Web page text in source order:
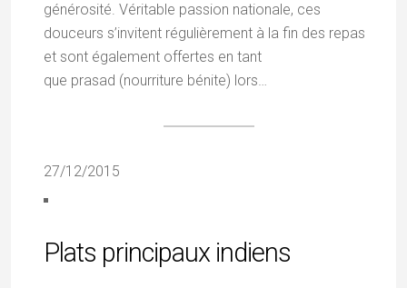
générosité. Véritable passion nationale, ces
douceurs s’invitent régulièrement à la fin des repas
et sont également offertes en tant
que prasad (nourriture bénite) lors…
27/12/2015
Plats principaux indiens